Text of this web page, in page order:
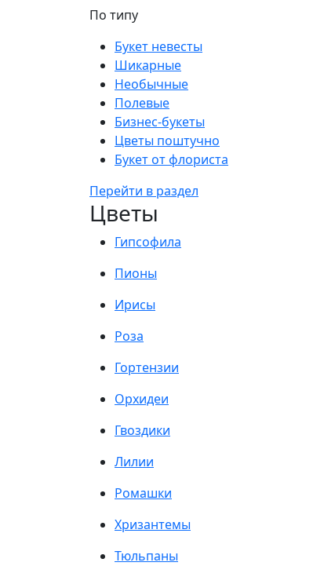
По типу
Букет невесты
Шикарные
Необычные
Полевые
Бизнес-букеты
Цветы поштучно
Букет от флориста
Перейти в раздел
Цветы
Гипсофила
Пионы
Ирисы
Роза
Гортензии
Орхидеи
Гвоздики
Лилии
Ромашки
Хризантемы
Тюльпаны